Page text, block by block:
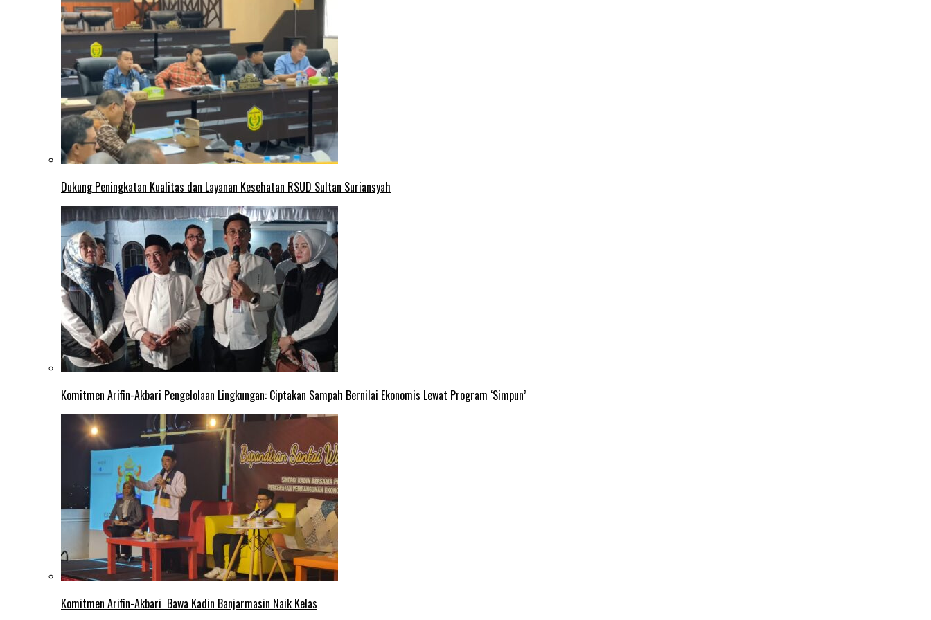
Dukung Peningkatan Kualitas dan Layanan Kesehatan RSUD Sultan Suriansyah
Komitmen Arifin-Akbari Pengelolaan Lingkungan: Ciptakan Sampah Bernilai Ekonomis Lewat Program ‘Simpun’
Komitmen Arifin-Akbari Bawa Kadin Banjarmasin Naik Kelas